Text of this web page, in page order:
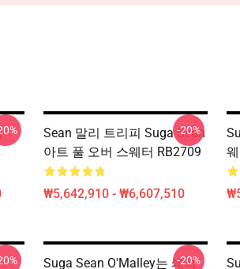
Sean 말리 트리피 Suga Sean
아트 풀 오버 스웨터 RB2709
₩5,642,910 - ₩6,607,510
-20%
Suga Sean O'Malley는 쇄석
-20%